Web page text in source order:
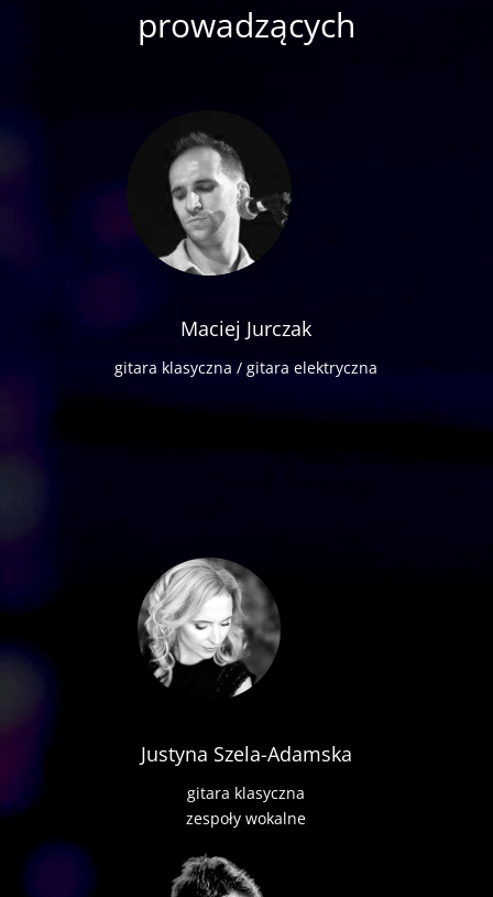
prowadzących
Maciej Jurczak
gitara klasyczna / gitara elektryczna
Justyna Szela-Adamska
gitara klasyczna
zespoły wokalne